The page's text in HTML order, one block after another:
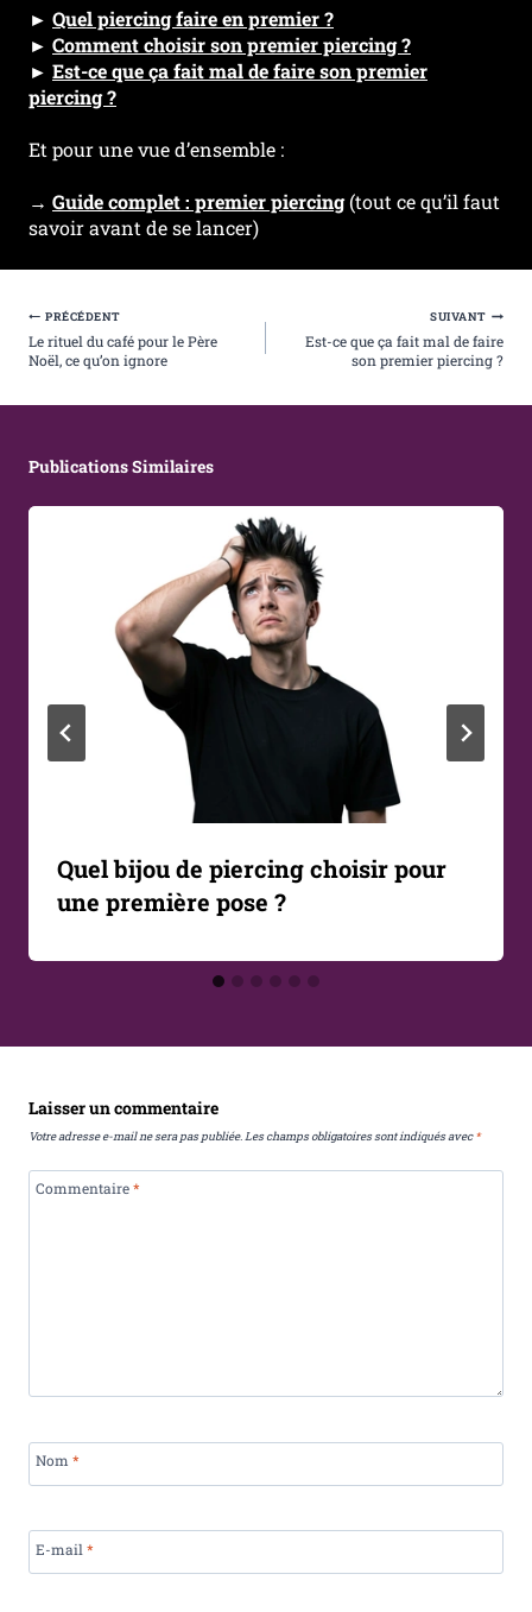
► Quel piercing faire en premier ?
► Comment choisir son premier piercing ?
► Est-ce que ça fait mal de faire son premier
piercing ?
Et pour une vue d’ensemble :
→ Guide complet : premier piercing(tout ce qu’il faut
savoir avant de se lancer)
Navigation
De
L’article
PRÉCÉDENT
Le rituel du café pour le Père
Noël, ce qu’on ignore
SUIVANT
Est-ce que ça fait mal de faire
son premier piercing ?
Publications Similaires
Quel bijou de piercing choisir pour
une première pose ?
Laisser un commentaire
Votre adresse e-mail ne sera pas publiée.Les champs obligatoires sont indiqués avec*
Commentaire*
Nom *
E-mail *